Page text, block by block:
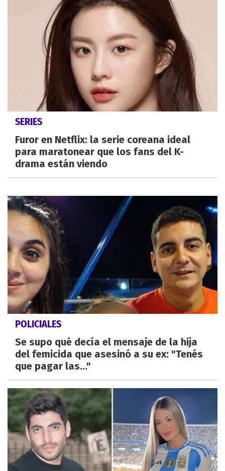
SERIES
Furor en Netflix: la serie coreana ideal
para maratonear que los fans del K-
drama están viendo
POLICIALES
Se supo qué decía el mensaje de la hija
del femicida que asesinó a su ex: "Tenés
que pagar las..."